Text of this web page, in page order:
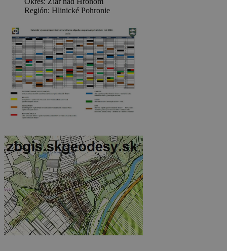
Región: Hlinické Pohronie